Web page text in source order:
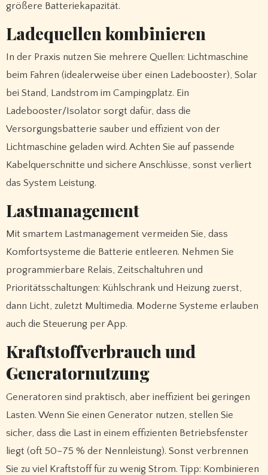
größere Batteriekapazität.
Ladequellen kombinieren
In der Praxis nutzen Sie mehrere Quellen: Lichtmaschine
beim Fahren (idealerweise über einen Ladebooster), Solar
bei Stand, Landstrom im Campingplatz. Ein
Ladebooster/Isolator sorgt dafür, dass die
Versorgungsbatterie sauber und effizient von der
Lichtmaschine geladen wird. Achten Sie auf passende
Kabelquerschnitte und sichere Anschlüsse, sonst verliert
das System Leistung.
Lastmanagement
Mit smartem Lastmanagement vermeiden Sie, dass
Komfortsysteme die Batterie entleeren. Nehmen Sie
programmierbare Relais, Zeitschaltuhren und
Prioritätsschaltungen: Kühlschrank und Heizung zuerst,
dann Licht, zuletzt Multimedia. Moderne Systeme erlauben
auch die Steuerung per App.
Kraftstoffverbrauch und
Generatornutzung
Generatoren sind praktisch, aber ineffizient bei geringen
Lasten. Wenn Sie einen Generator nutzen, stellen Sie
sicher, dass die Last in einem effizienten Betriebsfenster
liegt (oft 50–75 % der Nennleistung). Sonst verbrennen
Sie zu viel Kraftstoff für zu wenig Strom. Tipp: Kombinieren